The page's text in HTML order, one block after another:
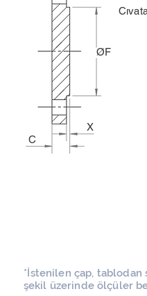
C
X
ØF
*İstenilen çap,
şekil üzerinde ölçüler